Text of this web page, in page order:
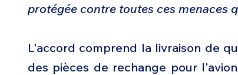
protégée contre toutes ces menaces
L'accord comprend la livraison de
des pièces de rechange pour